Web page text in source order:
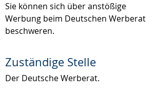
Sie können sich über anstößige
Werbung beim Deutschen Werberat
beschweren.
Zuständige Stelle
Der Deutsche Werberat.